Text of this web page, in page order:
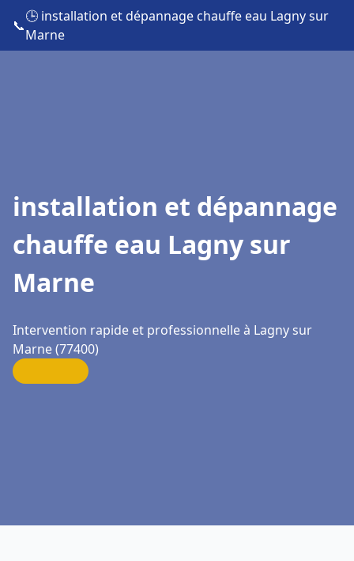
📞
🕒 installation et dépannage chauffe eau Lagny sur
Marne
installation et dépannage
chauffe eau Lagny sur
Marne
Intervention rapide et professionnelle à Lagny sur
Marne (77400)